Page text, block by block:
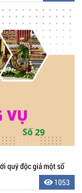
quý độc giả một số
1053